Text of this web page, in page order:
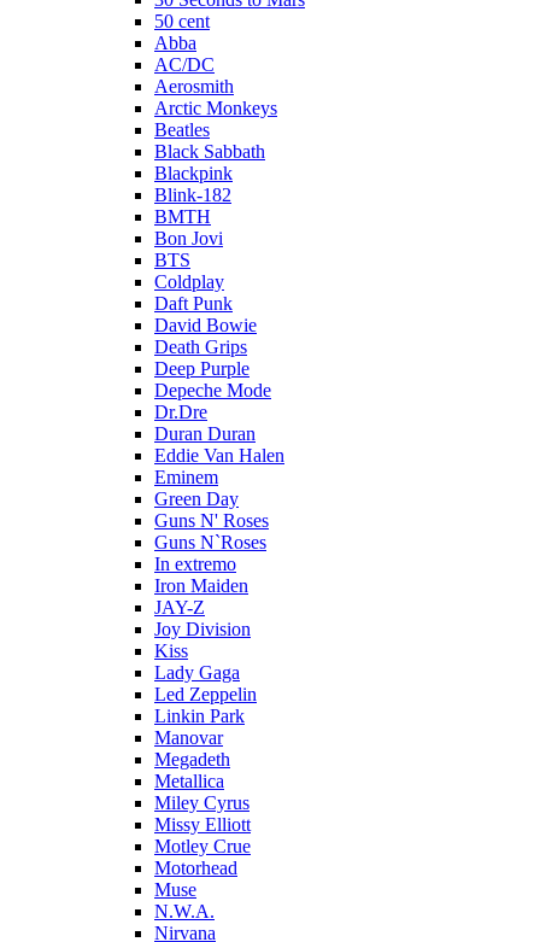
50 cent
Abba
AC/DC
Aerosmith
Arctic Monkeys
Beatles
Black Sabbath
Blackpink
Blink-182
BMTH
Bon Jovi
BTS
Coldplay
Daft Punk
David Bowie
Death Grips
Deep Purple
Depeche Mode
Dr.Dre
Duran Duran
Eddie Van Halen
Eminem
Green Day
Guns N' Roses
Guns N`Roses
In extremo
Iron Maiden
JAY-Z
Joy Division
Kiss
Lady Gaga
Led Zeppelin
Linkin Park
Manovar
Megadeth
Metallica
Miley Cyrus
Missy Elliott
Motley Crue
Motorhead
Muse
N.W.A.
Nirvana